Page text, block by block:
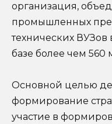
организация,
промышленных
технических ВУЗов
базе более чем 560
Основной целью
формирование
участие в